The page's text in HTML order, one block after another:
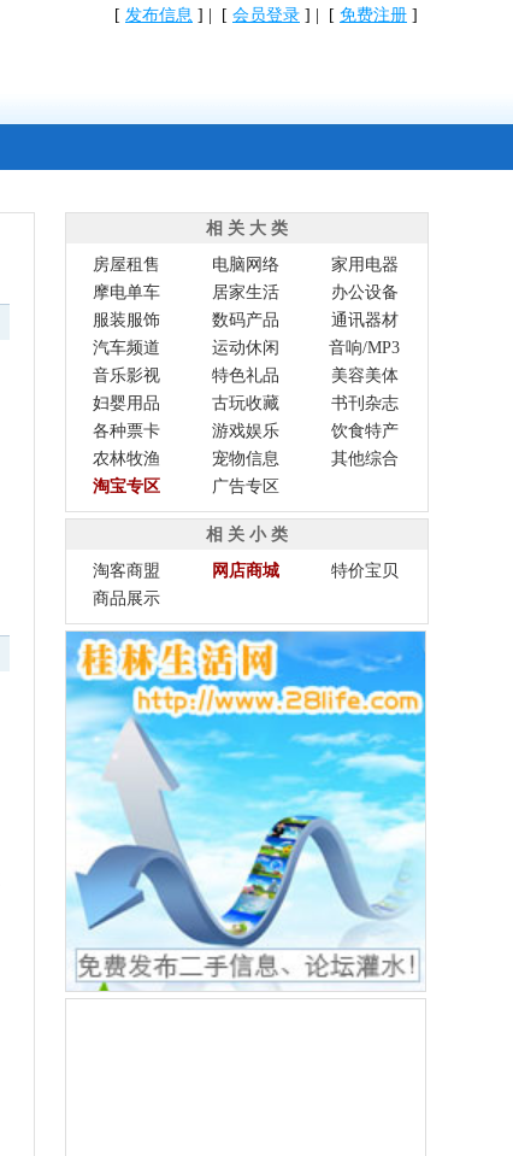
[ 发布信息 ] | [ 会员登录 ] | [ 免费注册 ]
相 关 大 类
房屋租售
电脑网络
家用电器
摩电单车
居家生活
办公设备
服装服饰
数码产品
通讯器材
汽车频道
运动休闲
音响/MP3
音乐影视
特色礼品
美容美体
妇婴用品
古玩收藏
书刊杂志
各种票卡
游戏娱乐
饮食特产
农林牧渔
宠物信息
其他综合
淘宝专区
广告专区
相 关 小 类
淘客商盟
网店商城
特价宝贝
商品展示